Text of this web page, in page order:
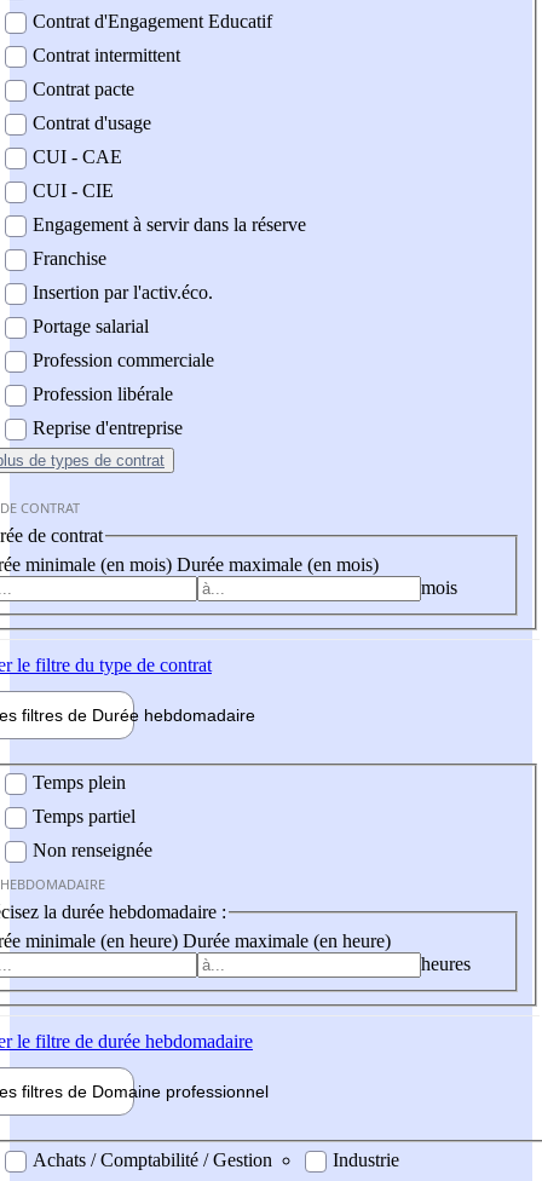
Contrat d'Engagement Educatif
Contrat intermittent
Contrat pacte
Contrat d'usage
CUI - CAE
CUI - CIE
Engagement à servir dans la réserve
Franchise
Insertion par l'activ.éco.
Portage salarial
Profession commerciale
Profession libérale
Reprise d'entreprise
de types de contrat
CONTRAT
de contrat
minimale (en mois) Durée maximale (en mois)
mois
le filtre du type de contrat
filtres de Durée hebdomadaire
Temps plein
Temps partiel
Non renseignée
la durée hebdomadaire :
minimale (en heure) Durée maximale (en heure)
heures
le filtre de durée hebdomadaire
filtres de Domaine professionnel
professionel
Achats / Comptabilité / Gestion
Industrie